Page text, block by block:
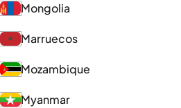
Mongolia
Marruecos
Mozambique
Myanmar